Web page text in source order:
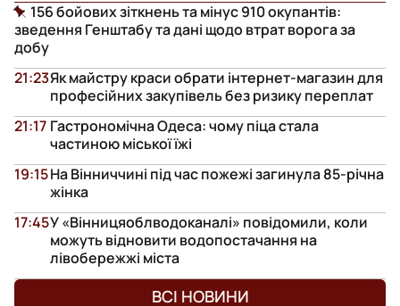
156 бойових зіткнень та мінус 910 окупантів:
зведення Генштабу та дані щодо втрат ворога за
добу
Як майстру краси обрати інтернет-магазин для
професійних закупівель без ризику переплат
21:23
Гастрономічна Одеса: чому піца стала
частиною міської їжі
21:17
На Вінниччині під час пожежі загинула 85-річна
жінка
19:15
У «Вінницяоблводоканалі» повідомили, коли
можуть відновити водопостачання на
лівобережжі міста
17:45
ВСІ НОВИНИ